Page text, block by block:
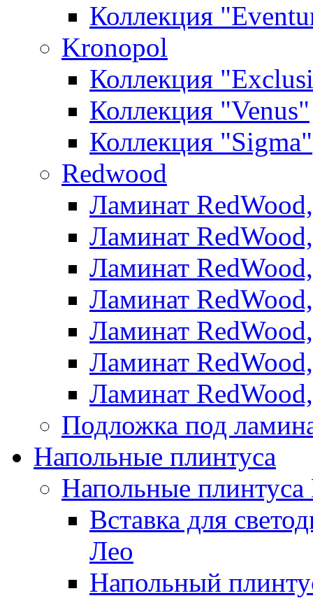
Коллекция
Kronopol
Коллекция
Коллекция "Venus"
Коллекция "Sigma"
Redwood
Ламинат
Ламинат
Ламинат
Ламинат
Ламинат
Ламинат
Ламинат
Подложка под
Напольные плинтуса
Напольные
Вставка для
Лео
Напольный